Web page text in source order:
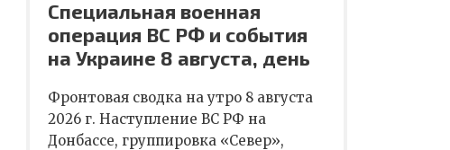
Специальная военная
операция ВС РФ и события
на Украине 8 августа, день
Фронтовая сводка на утро 8 августа
2026 г. Наступление ВС РФ на
Донбассе, группировка «Север»,